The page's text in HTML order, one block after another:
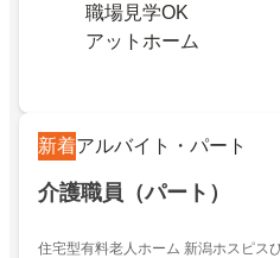
職場見学OK
アットホーム
新着アルバイト・パート
介護職員（パート）
住宅型有料老人ホーム 新潟ホスピス